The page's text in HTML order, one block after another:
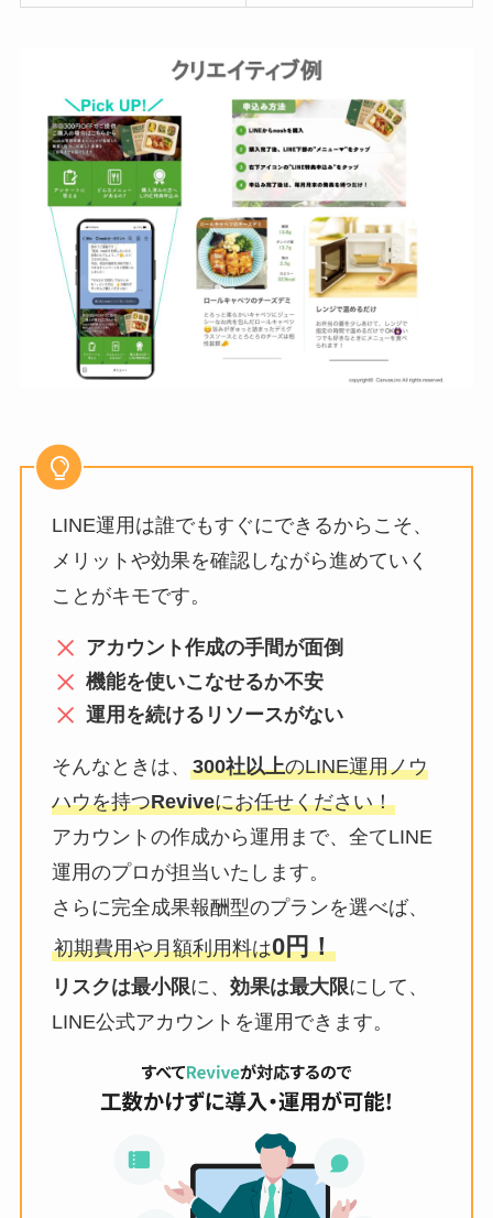
LINE運用は誰でもすぐにできるからこそ、
メリットや効果を確認しながら進めていく
ことがキモです。
アカウント作成の手間が面倒
機能を使いこなせるか不安
運用を続けるリソースがない
そんなときは、 300社以上のLINE運用ノウ
ハウを持つReviveにお任せください！
アカウントの作成から運用まで、全てLINE
運用のプロが担当いたします。
さらに完全成果報酬型のプランを選べば、
初期費用や月額利用料は0円！
リスクは最小限に、 効果は最大限にして、
LINE公式アカウントを運用できます。